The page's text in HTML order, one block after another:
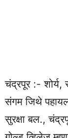
चंद्रपूर :- शोर्य,
संगम जिथे
सुरक्षा बल.,